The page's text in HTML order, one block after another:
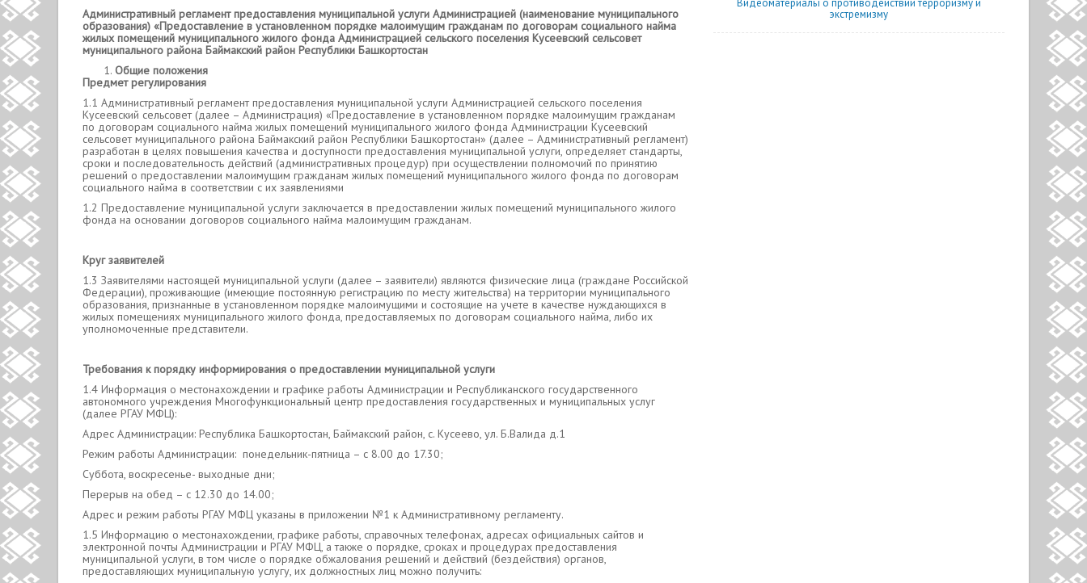
Административный регламент предоставления муниципальной услуги Администрацией (наименование муниципального
образования) «Предоставление в установленном порядке малоимущим гражданам по договорам социального найма
жилых помещений муниципального жилого фонда Администрацией сельского поселения Кусеевский сельсовет
муниципального района Баймакский район Республики Башкортостан
Общие положения
Предмет регулирования
1.1 Административный регламент предоставления муниципальной услуги Администрацией сельского поселения
Кусеевский сельсовет (далее – Администрация) «Предоставление в установленном порядке малоимущим гражданам
по договорам социального найма жилых помещений муниципального жилого фонда Администрации Кусеевский
сельсовет муниципального района Баймакский район Республики Башкортостан» (далее – Административный регламент)
разработан в целях повышения качества и доступности предоставления муниципальной услуги, определяет стандарты,
сроки и последовательность действий (административных процедур) при осуществлении полномочий по принятию
решений о предоставлении малоимущим гражданам жилых помещений муниципального жилого фонда по договорам
социального найма в соответствии с их заявлениями
1.2 Предоставление муниципальной услуги заключается в предоставлении жилых помещений муниципального жилого
фонда на основании договоров социального найма малоимущим гражданам.
Круг заявителей
1.3 Заявителями настоящей муниципальной услуги (далее – заявители) являются физические лица (граждане Российской
Федерации), проживающие (имеющие постоянную регистрацию по месту жительства) на территории муниципального
образования, признанные в установленном порядке малоимущими и состоящие на учете в качестве нуждающихся в
жилых помещениях муниципального жилого фонда, предоставляемых по договорам социального найма, либо их
уполномоченные представители.
Требования к порядку информирования о предоставлении муниципальной услуги
1.4 Информация о местонахождении и графике работы Администрации и Республиканского государственного
автономного учреждения Многофункциональный центр предоставления государственных и муниципальных услуг
(далее РГАУ МФЦ):
Адрес Администрации: Республика Башкортостан, Баймакский район, с. Кусеево, ул. Б.Валида д.1
Режим работы Администрации: понедельник-пятница – с 8.00 до 17.30;
Суббота, воскресенье- выходные дни;
Перерыв на обед – с 12.30 до 14.00;
Адрес и режим работы РГАУ МФЦ указаны в приложении №1 к Административному регламенту.
1.5 Информацию о местонахождении, графике работы, справочных телефонах, адресах официальных сайтов и
электронной почты Администрации и РГАУ МФЦ, а также о порядке, сроках и процедурах предоставления
муниципальной услуги, в том числе о порядке обжалования решений и действий (бездействия) органов,
предоставляющих муниципальную услугу, их должностных лиц можно получить:
Видеоматериалы о противодействии терроризму и
экстремизму